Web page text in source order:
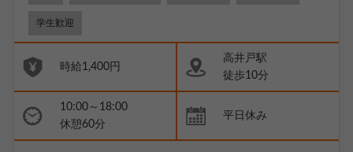
学生歓迎
時給1,400円
高井戸駅
徒歩10分
10:00～18:00
休憩60分
平日休み